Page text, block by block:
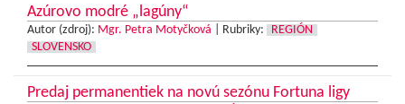
Azúrovo modré „lagúny“
Autor (zdroj): Mgr. Petra Motyčková Rubriky:
REGIÓN
SLOVENSKO
Predaj permanentiek na novú sezónu Fortuna ligy